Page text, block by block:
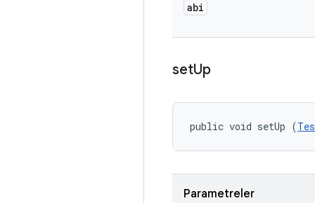
abi
setUp
public void setUp (
Parametreler